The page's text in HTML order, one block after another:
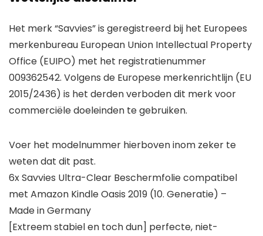
Het merk “Savvies” is geregistreerd bij het Europees
merkenbureau European Union Intellectual Property
Office (EUIPO) met het registratienummer
009362542. Volgens de Europese merkenrichtlijn (EU
2015/2436) is het derden verboden dit merk voor
commerciële doeleinden te gebruiken.
Voer het modelnummer hierboven inom zeker te
weten dat dit past.
6x Savvies Ultra-Clear Beschermfolie compatibel
met Amazon Kindle Oasis 2019 (10. Generatie) –
Made in Germany
[Extreem stabiel en toch dun] perfecte, niet-